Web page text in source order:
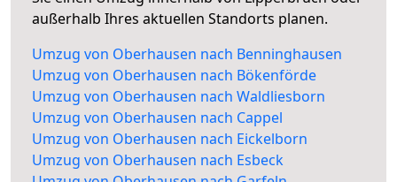
außerhalb Ihres aktuellen Standorts planen.
Umzug von Oberhausen nach Benninghausen
Umzug von Oberhausen nach Bökenförde
Umzug von Oberhausen nach Waldliesborn
Umzug von Oberhausen nach Cappel
Umzug von Oberhausen nach Eickelborn
Umzug von Oberhausen nach Esbeck